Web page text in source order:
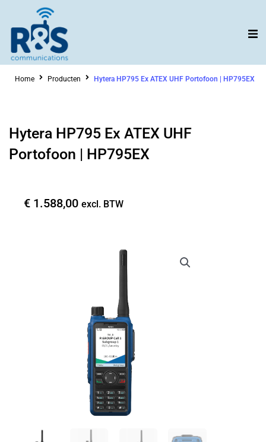
inhoud
Home Producten Hytera HP795 Ex ATEX UHF Portofoon | HP795EX
Hytera HP795 Ex ATEX UHF
Portofoon | HP795EX
€ 1.588,00 excl. BTW